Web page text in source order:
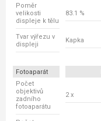
Poměr
velikosti
displeje k tělu
83.1 %
Tvar výřezu v
displeji
Kapka
Fotoaparát
Počet
objektivů
zadního
fotoaparátu
2 x